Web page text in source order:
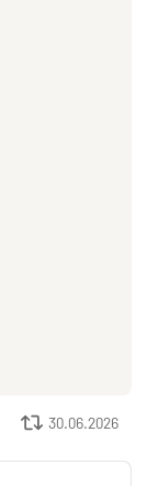
30.06.2026